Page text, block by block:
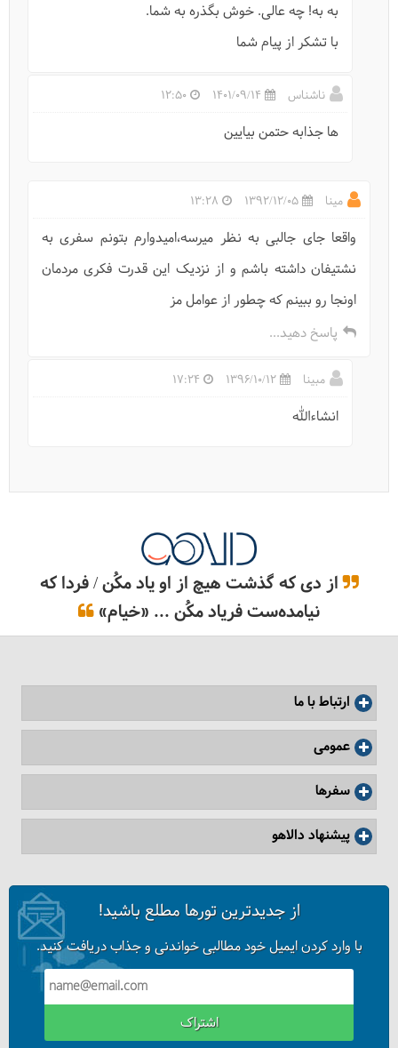
به به! چه عالی. خوش بگذره به شما.
با تشکر از پیام شما
ناشناس 1401/09/14
12:50
ها جذابه حتمن بیایین
مینا 1392/12/05
13:28
واقعا جای جالبی به نظر میرسه،امیدوارم بتونم سفری به
نشتیفان داشته باشم و از نزدیک این قدرت فکری مردمان
اونجا رو ببینم که چطور از عوامل مز
پاسخ دهید...
مبینا 1396/10/12
17:24
انشاءالله
از دی که گذشت هیچ از او یاد مکُن / فردا که
نیامده‌ست فریاد مکُن ... «خیام»
ارتباط با ما
عمومی
سفرها
پیشنهاد دالاهو
از جدیدترین تورها مطلع باشید!
با وارد کردن ایمیل خود مطالبی خواندنی و جذاب دریافت کنید.
اشتراک